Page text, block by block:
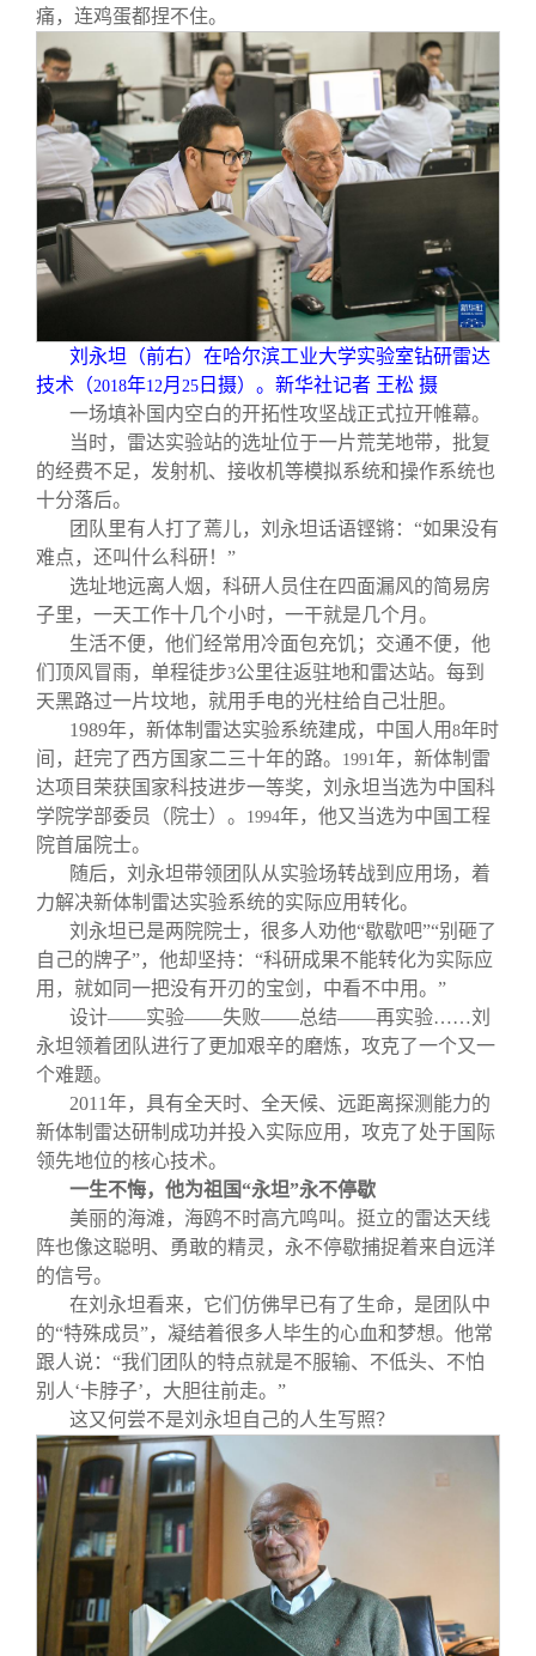
痛，连鸡蛋都捏不住。
刘永坦（前右）在哈尔滨工业大学实验室钻研雷达
技术（2018年12 月 25 日摄）。新华社记者 王松 摄
一场填补国内空白的开拓性攻坚战正式拉开帷幕。
当时，雷达实验站的选址位于一片荒芜地带，批复
的经费不足，发射机、接收机等模拟系统和操作系统也
十分落后。
团队里有人打了蔫儿，刘永坦话语铿锵：“如果没有
难点，还叫什么科研！”
选址地远离人烟，科研人员住在四面漏风的简易房
子里，一天工作十几个小时，一干就是几个月。
生活不便，他们经常用冷面包充饥；交通不便，他
们顶风冒雨，单程徒步3公里往返驻地和雷达站。每到
天黑路过一片坟地，就用手电的光柱给自己壮胆。
1989年，新体制雷达实验系统建成，中国人用 8年时
间，赶完了西方国家二三十年的路。
1991年，新体制雷
达项目荣获国家科技进步一等奖，刘永坦当选为中国科
学院学部委员（院士）。
1994年，他又当选为中国工程
院首届院士。
随后，刘永坦带领团队从实验场转战到应用场，着
力解决新体制雷达实验系统的实际应用转化。
刘永坦已是两院院士，很多人劝他“歇歇吧”“别砸了
自己的牌子”，他却坚持：“科研成果不能转化为实际应
用，就如同一把没有开刃的宝剑，中看不中用。”
设计——实验——失败——总结——再实验……刘
永坦领着团队进行了更加艰辛的磨炼，攻克了一个又一
个难题。
2011年，具有全天时、全天候、远距离探测能力的
新体制雷达研制成功并投入实际应用，攻克了处于国际
领先地位的核心技术。
一生不悔，他为祖国“永坦”永不停歇
美丽的海滩，海鸥不时高亢鸣叫。挺立的雷达天线
阵也像这聪明、勇敢的精灵，永不停歇捕捉着来自远洋
的信号。
在刘永坦看来，它们仿佛早已有了生命，是团队中
的“特殊成员”，凝结着很多人毕生的心血和梦想。他常
跟人说：“我们团队的特点就是不服输、不低头、不怕
别人‘卡脖子’，大胆往前走。”
这又何尝不是刘永坦自己的人生写照？